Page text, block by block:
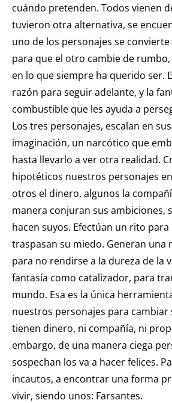
cuándo pretenden. Todos vienen
tuvieron otra alternativa, se
uno de los personajes se
para que el otro cambie de
en lo que siempre ha querido ser.
razón para seguir adelante, y la
combustible que les ayuda a
Los tres personajes, escalan en
imaginación, un narcótico que
hasta llevarlo a ver otra realidad.
hipotéticos nuestros personajes
otros el dinero, algunos la
manera conjuran sus ambiciones,
hacen suyos. Efectúan un rito para
traspasan su miedo. Generan una
para no rendirse a la dureza de la
fantasía como catalizador, para
mundo. Esa es la única
nuestros personajes para cambiar
tienen dinero, ni compañía, ni
embargo, de una manera ciega
sospechan los va a hacer felices.
incautos, a encontrar una forma
vivir, siendo unos: Farsantes.